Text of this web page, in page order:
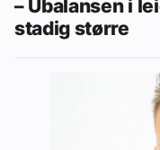
– Ubalansen i
stadig større